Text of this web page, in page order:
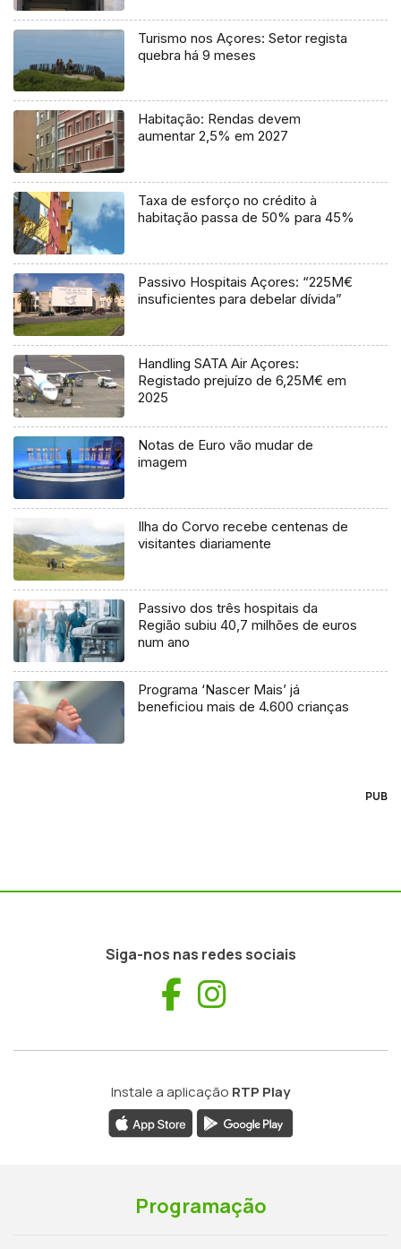
Turismo nos Açores: Setor regista
quebra há 9 meses
Habitação: Rendas devem
aumentar 2,5% em 2027
Taxa de esforço no crédito à
habitação passa de 50% para 45%
Passivo Hospitais Açores: “225M€
insuficientes para debelar dívida”
Handling SATA Air Açores:
Registado prejuízo de 6,25M€ em
2025
Notas de Euro vão mudar de
imagem
Ilha do Corvo recebe centenas de
visitantes diariamente
Passivo dos três hospitais da
Região subiu 40,7 milhões de euros
num ano
Programa ‘Nascer Mais’ já
beneficiou mais de 4.600 crianças
PUB
Siga-nos nas redes sociais
Facebook
Instale a aplicação RTP Play
Programação